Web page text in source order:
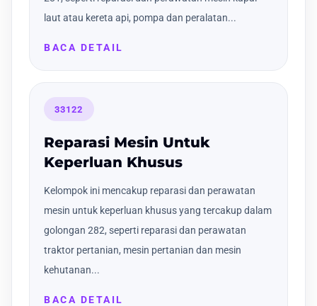
laut atau kereta api, pompa dan peralatan...
BACA DETAIL
33122
Reparasi Mesin Untuk
Keperluan Khusus
Kelompok ini mencakup reparasi dan perawatan
mesin untuk keperluan khusus yang tercakup dalam
golongan 282, seperti reparasi dan perawatan
traktor pertanian, mesin pertanian dan mesin
kehutanan...
BACA DETAIL